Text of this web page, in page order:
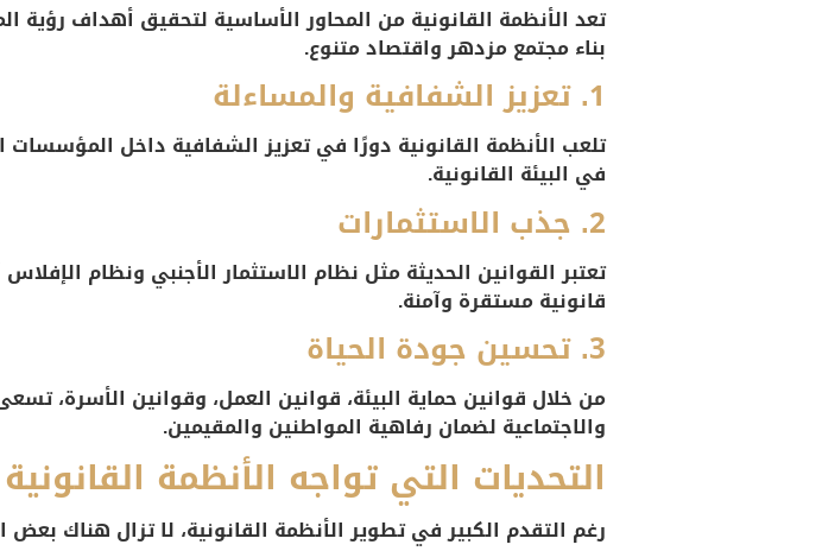
بناء مجتمع مزدهر واقتصاد متنوع.
1. تعزيز الشفافية والمساءلة
تلعب الأنظمة القانونية دورًا في تعزيز الشفافية داخل
في البيئة القانونية.
2. جذب الاستثمارات
تعتبر القوانين الحديثة مثل نظام الاستثمار الأجنبي ونظام
قانونية مستقرة وآمنة.
3. تحسين جودة الحياة
من خلال قوانين حماية البيئة، قوانين العمل، وقوانين الأسرة،
والاجتماعية لضمان رفاهية المواطنين والمقيمين.
التحديات التي تواجه الأنظمة
رغم التقدم الكبير في تطوير الأنظمة القانونية، لا تزال هناك